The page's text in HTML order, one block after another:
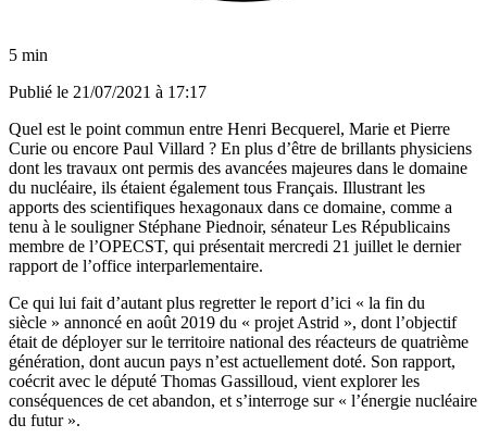
5 min
Publié le 21/07/2021 à 17:17
Quel est le point commun entre Henri Becquerel, Marie et Pierre
Curie ou encore Paul Villard ? En plus d’être de brillants physiciens
dont les travaux ont permis des avancées majeures dans le domaine
du nucléaire, ils étaient également tous Français. Illustrant les
apports des scientifiques hexagonaux dans ce domaine, comme a
tenu à le souligner Stéphane Piednoir, sénateur Les Républicains
membre de l’OPECST, qui présentait mercredi 21 juillet le dernier
rapport de l’office interparlementaire.
Ce qui lui fait d’autant plus regretter le report d’ici « la fin du
siècle » annoncé en août 2019 du « projet Astrid », dont l’objectif
était de déployer sur le territoire national des réacteurs de quatrième
génération, dont aucun pays n’est actuellement doté. Son rapport,
coécrit avec le député Thomas Gassilloud, vient explorer les
conséquences de cet abandon, et s’interroge sur « l’énergie nucléaire
du futur ».